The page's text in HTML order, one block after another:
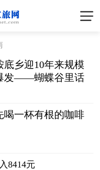
底乡迎10年来规模
发——蝴蝶谷里话
喝一杯有根的咖啡
8414元